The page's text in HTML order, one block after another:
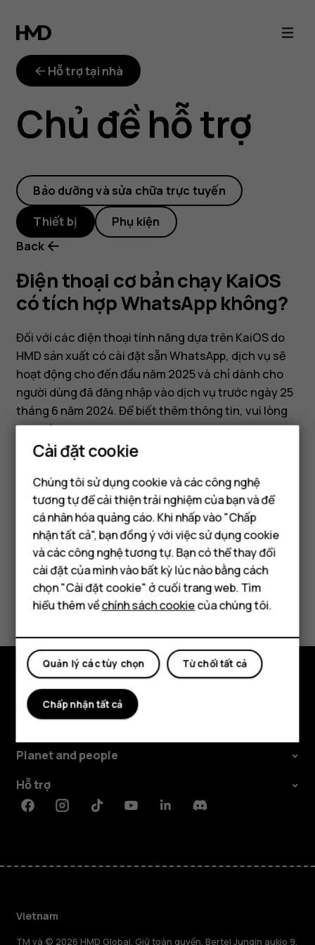
Điện
thoại
cơ
bản
chạy
KaiOS
có
tích
hợp
WhatsApp
không?
Điện thoại thông minh
Điện thoại phổ thông
Máy tính bảng
Hỗ trợ tại nhà
Chủ đề hỗ trợ
Bảo dưỡng và sửa chữa trực tuyến
Thiết bị
Phụ kiện
Back
Điện thoại cơ bản chạy KaiOS
có tích hợp WhatsApp không?
Đối với các điện thoại tính năng dựa trên KaiOS do
HMD sản xuất có cài đặt sẵn WhatsApp, dịch vụ sẽ
hoạt động cho đến đầu năm 2025 và chỉ dành cho
người dùng đã đăng nhập vào dịch vụ trước ngày 25
tháng 6 năm 2024. Để biết thêm thông tin, vui lòng
truy cập:
https://life.kaiostech.com/digitalskills/how_to_use
_whatsapp/what_is_whatsapp
Bạn tìm được thông tin hữu ích không?
Có Không
Khám phá
Giới thiệu
Planet and people
Hỗ trợ
FacebookInstagramTiktokYoutubeLinkedinDiscord
Vietnam
TM và © 2026 HMD Global. Giữ toàn quyền. Bertel Jungin aukio 9,
Cài đặt cookie
Chúng tôi sử dụng cookie và các công nghệ
tương tự để cải thiện trải nghiệm của bạn và để
cá nhân hóa quảng cáo. Khi nhấp vào "Chấp
nhận tất cả", bạn đồng ý với việc sử dụng cookie
và các công nghệ tương tự. Bạn có thể thay đổi
cài đặt của mình vào bất kỳ lúc nào bằng cách
chọn "Cài đặt cookie" ở cuối trang web. Tìm
hiểu thêm vềchính sách cookiecủa chúng tôi.
Từ chối tất cả
Quản lý các tùy chọn
Chấp nhận tất cả